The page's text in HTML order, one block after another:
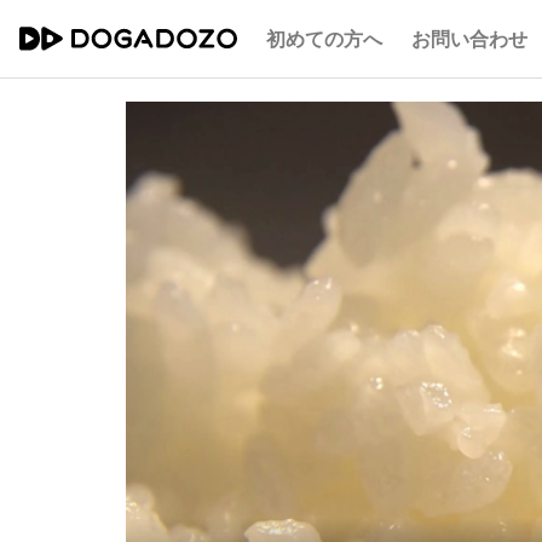
初めての方へ お問い合わせ